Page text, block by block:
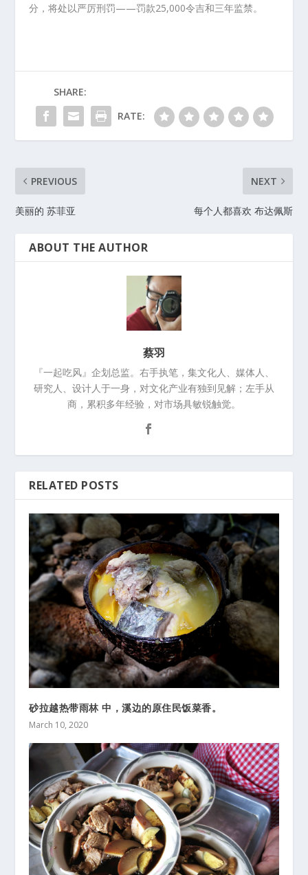
分，将处以严厉刑罚——罚款25,000令吉和三年监禁。
SHARE:
RATE:
PREVIOUS
美丽的 苏菲亚
NEXT
每个人都喜欢 布达佩斯
ABOUT THE AUTHOR
蔡羽
『一起吃风』企划总监。右手执笔，集文化人、媒体人、
研究人、设计人于一身，对文化产业有独到见解；左手从
商，累积多年经验，对市场具敏锐触觉。
RELATED POSTS
砂拉越热带雨林 中，溪边的原住民饭菜香。
March 10, 2020